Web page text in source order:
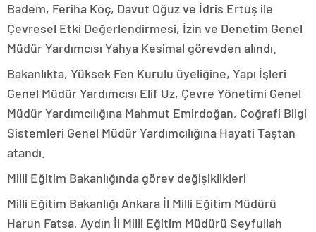
Badem, Feriha Koç, Davut Oğuz ve İdris Ertuş ile
Çevresel Etki Değerlendirmesi, İzin ve Denetim Genel
Müdür Yardımcısı Yahya Kesimal görevden alındı.
Bakanlıkta, Yüksek Fen Kurulu üyeliğine, Yapı İşleri
Genel Müdür Yardımcısı Elif Uz, Çevre Yönetimi Genel
Müdür Yardımcılığına Mahmut Emirdoğan, Coğrafi Bilgi
Sistemleri Genel Müdür Yardımcılığına Hayati Taştan
atandı.
Milli Eğitim Bakanlığında görev değişiklikleri
Milli Eğitim Bakanlığı Ankara İl Milli Eğitim Müdürü
Harun Fatsa, Aydın İl Milli Eğitim Müdürü Seyfullah